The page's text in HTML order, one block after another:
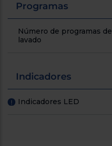
Programas
Número de programas de
lavado
Indicadores
! Indicadores LED